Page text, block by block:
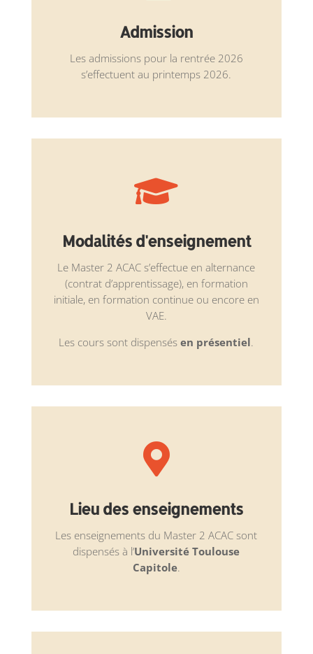
Admission
Les admissions pour la rentrée 2026
s’effectuent au printemps 2026.

Modalités d'enseignement
Le Master 2 ACAC s’effectue en alternance
(contrat d’apprentissage), en formation
initiale, en formation continue ou encore en
VAE.
Les cours sont dispensésen présentiel.

Lieu des enseignements
Les enseignements du Master 2 ACAC sont
dispensés à l’Université Toulouse
Capitole.